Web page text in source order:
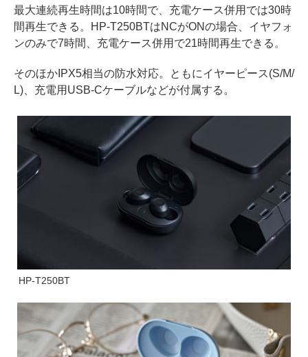
最大連続再生時間は10時間で、充電ケース併用では30時
間再生できる。HP-T250BTはNCがONの場合、イヤフォ
ンのみで7時間、充電ケース併用で21時間再生できる。
そのほかIPX5相当の防水対応。ともにイヤーピース(S/M/
L)、充電用USB-Cケーブルなどが付属する。
HP-T250BT